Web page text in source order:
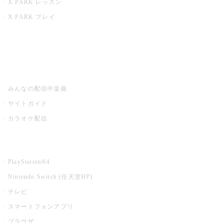
X PARK レッスン
X PARK プレイ
みんなの配信中楽曲
サイトガイド
カラオケ配信
PlayStation®4
Nintendo Switch (任天堂HP)
テレビ
スマートフォンアプリ
ブラウザ